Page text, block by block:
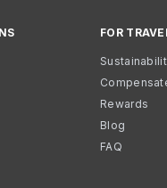
FOR
Rewards
Blog
FAQ